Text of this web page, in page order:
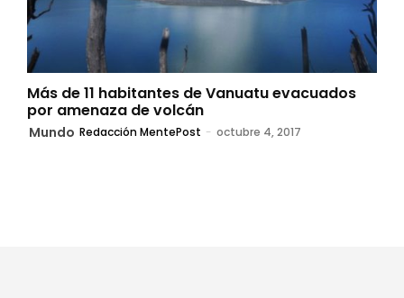
Más de 11 habitantes de Vanuatu evacuados
por amenaza de volcán
Mundo Redacción MentePost - octubre 4, 2017